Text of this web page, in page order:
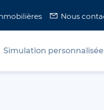
Nous
Simulation personnalisée